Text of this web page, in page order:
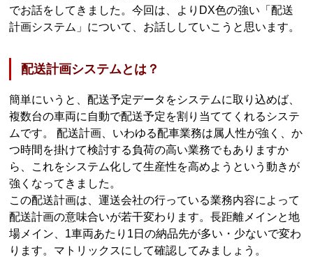
でお話をしてきました。今回は、よりDX色の強い「配送
計画システム」について、お話ししていこうと思います。
配送計画システムとは？
簡単にいうと、配送予定データをシステムに取り込めば、
複数台の車両に自動で配送予定を割り当ててくれるシステ
ムです。 配送計画、いわゆる配車業務は属人性が強く、か
つ時間を掛けて検討する負荷の高い業務でもありますか
ら、これをシステム化して生産性を高めようという動きが
強くなってきました。
この配送計画は、運送会社の行っている業務内容によって
配送計画の意味合いが若干変わります。長距離メインと地
場メイン、1車両あたり1日の納品先が多い・少ないで変わ
ります。マトリックスにして確認してみましょう。